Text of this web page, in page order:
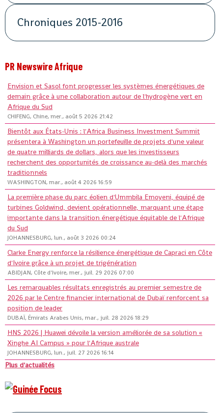
Chroniques 2015-2016
PR Newswire Afrique
Envision et Sasol font progresser les systèmes énergétiques de
demain grâce à une collaboration autour de l'hydrogène vert en
Afrique du Sud
CHIFENG, Chine, mer., août 5 2026 21:42
Bientôt aux États-Unis : l'Africa Business Investment Summit
présentera à Washington un portefeuille de projets d'une valeur
de quatre milliards de dollars, alors que les investisseurs
recherchent des opportunités de croissance au-delà des marchés
traditionnels
WASHINGTON, mar., août 4 2026 16:59
La première phase du parc éolien d'Ummbila Emoyeni, équipé de
turbines Goldwind, devient opérationnelle, marquant une étape
importante dans la transition énergétique équitable de l'Afrique
du Sud
JOHANNESBURG, lun., août 3 2026 00:24
Clarke Energy renforce la résilience énergétique de Capraci en Côte
d'Ivoire grâce à un projet de trigénération
ABIDJAN, Côte d'Ivoire, mer., juil. 29 2026 07:00
Les remarquables résultats enregistrés au premier semestre de
2026 par le Centre financier international de Dubaï renforcent sa
position de leader
DUBAÏ, Émirats Arabes Unis, mar., juil. 28 2026 18:29
HNS 2026 | Huawei dévoile la version améliorée de sa solution «
Xinghe AI Campus » pour l'Afrique australe
JOHANNESBURG, lun., juil. 27 2026 16:14
Plus d'actualités